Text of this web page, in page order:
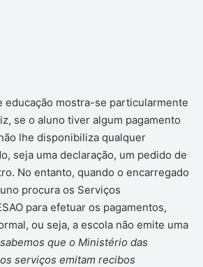
educação mostra-se particularmente
se o aluno tiver algum pagamento
lhe disponibiliza qualquer
seja uma declaração, um pedido de
No entanto, quando o encarregado
procura os Serviços
para efetuar os pagamentos,
ou seja, a escola não emite uma
que o Ministério das
serviços emitam recibos